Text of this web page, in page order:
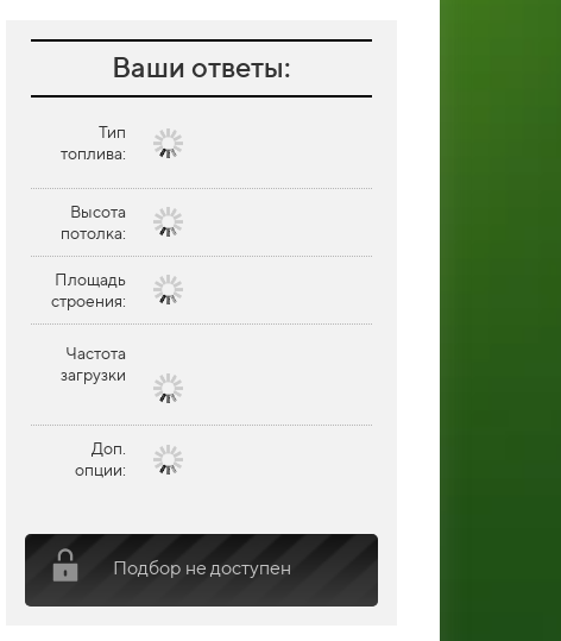
Ваши ответы:
Тип
топлива:
Высота
потолка:
Площадь
строения:
Частота
загрузки
Доп.
опции:
Подбор не доступен